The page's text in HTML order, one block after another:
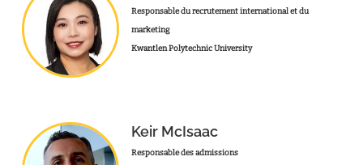
Responsable du recrutement international et du
marketing
Kwantlen Polytechnic University
Keir McIsaac
Responsable des admissions